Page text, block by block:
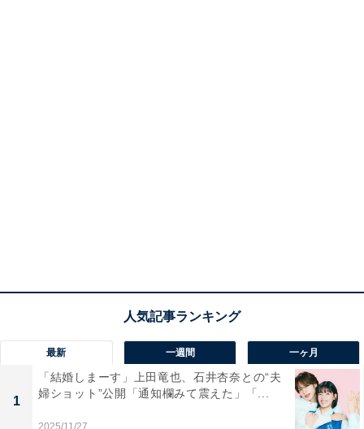
最新 一週間 一ヶ月
1
「結婚しまーす」上田竜也、石井杏奈との“夫
婦ショット”公開「通知欄みて震えた」「...